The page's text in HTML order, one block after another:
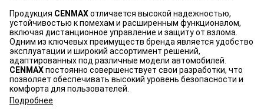
Продукция CENMAXотличается высокой надежностью,
устойчивостью к помехам и расширенным функционалом,
включая дистанционное управление и защиту от взлома.
Одним из ключевых преимуществ бренда является удобство
эксплуатации и широкий ассортимент решений,
адаптированных под различные модели автомобилей.
CENMAXпостоянно совершенствует свои разработки, что
позволяет обеспечивать высокий уровень безопасности и
комфорта для пользователей.
Подробнее